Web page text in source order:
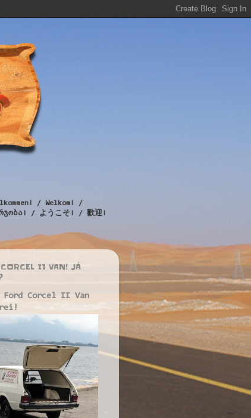
/ Welkom! /
/ ようこそ! / 歡迎!
II VAN! JÁ
Ford Corcel II Van